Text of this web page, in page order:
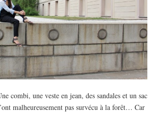
combi, une veste en jean, des sandales et un sac
malheureusement pas survécu à la forêt… Car